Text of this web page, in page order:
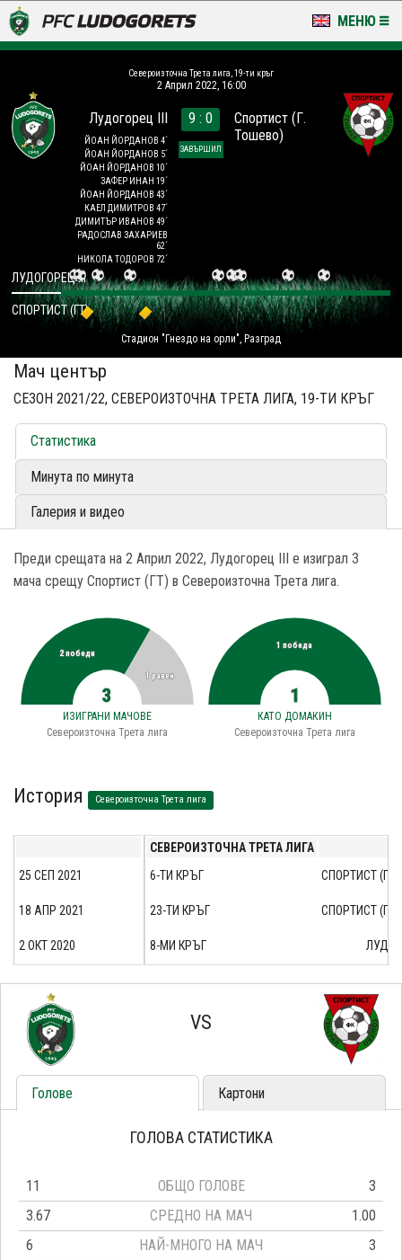
МЕНЮ
LUDOGORETS TV
НА ТЕРЕНА
Североизточна Трета лига, 19-ти кръг
2 Април 2022, 16:00
Лудогорец III
ЙОАН ЙОРДАНОВ 4´
ЙОАН ЙОРДАНОВ 5´
ЙОАН ЙОРДАНОВ 10´
ЗАФЕР ИНАН 19´
ЙОАН ЙОРДАНОВ 43´
КАЕЛ ДИМИТРОВ 47´
ДИМИТЪР ИВАНОВ 49´
РАДОСЛАВ ЗАХАРИЕВ
62´
НИКОЛА ТОДОРОВ 72´
9 : 0
ЗАВЪРШИЛ
Спортист (Г.
Тошево)
Стадион "Гнездо на орли", Разград
ЛУДОГОРЕЦ III
СПОРТИСТ (ГТ)
Мач център
СЕЗОН 2021/22, СЕВЕРОИЗТОЧНА ТРЕТА ЛИГА, 19-ТИ КРЪГ
Статистика
Минута по минута
Галерия и видео
Преди срещата на 2 Април 2022, Лудогорец III е изиграл 3
мача срещу Спортист (ГТ) в Североизточна Трета лига.
2 победи
1 равен
3
ИЗИГРАНИ МАЧОВЕ
Североизточна Трета лига
1 победа
1
КАТО ДОМАКИН
Североизточна Трета лига
История Североизточна Трета лига
СЕВЕРОИЗТОЧНА ТРЕТА ЛИГА
6-ТИ КРЪГ
СПОРТИСТ (Г.
23-ТИ КРЪГ СПОРТИСТ (Г.
8-МИ КРЪГ
25 СЕП 2021
18 АПР 2021
2 ОКТ 2020
VS
Голове Картони
ГОЛОВА СТАТИСТИКА
11 ОБЩО ГОЛОВЕ
3
3.67
СРЕДНО НА МАЧ
1.00
6
НАЙ-МНОГО НА МАЧ
3